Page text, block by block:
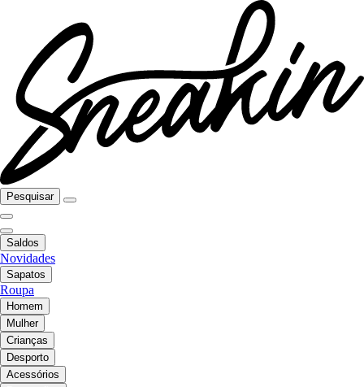
Pesquisar
Saldos
Novidades
Sapatos
Roupa
Homem
Mulher
Crianças
Desporto
Acessórios